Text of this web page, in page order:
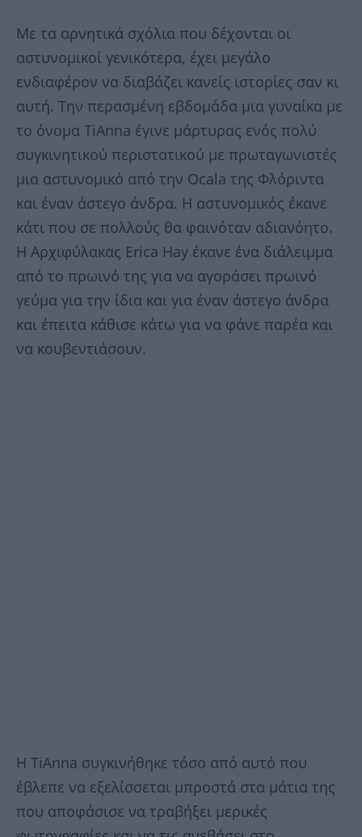
Με τα αρνητικά σχόλια που δέχονται οι
αστυνομικοί γενικότερα, έχει μεγάλο
ενδιαφέρον να διαβάζει κανείς ιστορίες σαν κι
αυτή. Την περασμένη εβδομάδα μια γυναίκα με
το όνομα TiAnna έγινε μάρτυρας ενός πολύ
συγκινητικού περιστατικού με πρωταγωνιστές
μια αστυνομικό από την Ocala της Φλόριντα
και έναν άστεγο άνδρα. Η αστυνομικός έκανε
κάτι που σε πολλούς θα φαινόταν αδιανόητο.
Η Αρχιφύλακας Erica Hay έκανε ένα διάλειμμα
από το πρωινό της για να αγοράσει πρωινό
γεύμα για την ίδια και για έναν άστεγο άνδρα
και έπειτα κάθισε κάτω για να φάνε παρέα και
να κουβεντιάσουν.
Η TiAnna συγκινήθηκε τόσο από αυτό που
έβλεπε να εξελίσσεται μπροστά στα μάτια της
που αποφάσισε να τραβήξει μερικές